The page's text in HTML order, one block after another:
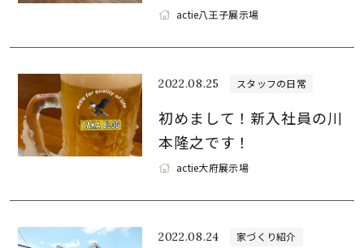
actie八王子展示場
2022.08.25 スタッフの日常
初めまして！新入社員の川
本隆之です！
actie大府展示場
2022.08.24 家づくり紹介